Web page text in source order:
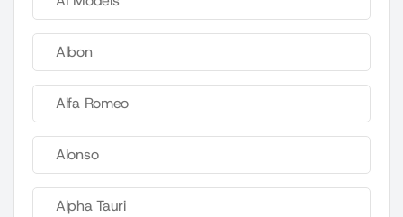
Albon
Alfa Romeo
Alonso
Alpha Tauri